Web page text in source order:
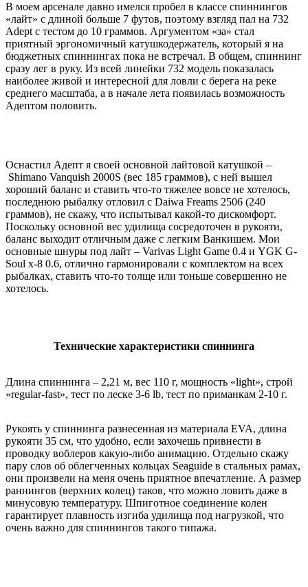
В моем арсенале давно имелся пробел в классе спиннингов
«лайт» c длиной больше 7 футов, поэтому взгляд пал на 732
Adept c тестом до 10 граммов. Аргументом «за» стал
приятный эргономичный катушкодержатель, который я на
бюджетных спиннингах пока не встречал. В общем, спиннинг
сразу лег в руку. Из всей линейки 732 модель показалась
наиболее живой и интересной для ловли с берега на реке
среднего масштаба, а в начале лета появилась возможность
Адептом половить.
Оснастил Адепт я своей основной лайтовой катушкой –
Shimano Vanquish 2000S (вес 185 граммов), с ней вышел
хороший баланс и ставить что-то тяжелее вовсе не хотелось,
последнюю рыбалку отловил с Daiwa Freams 2506 (240
граммов), не скажу, что испытывал какой-то дискомфорт.
Поскольку основной вес удилища сосредоточен в рукояти,
баланс выходит отличным даже с легким Ванкишем. Мои
основные шнуры под лайт – Varivas Light Game 0.4 и YGK G-
Soul x-8 0.6, отлично гармонировали с комплектом на всех
рыбалках, ставить что-то толще или тоньше совершенно не
хотелось.
Технические характеристики спиннинга
Длина спиннинга – 2,21 м, вес 110 г, мощность «light», строй
«regular-fast», тест по леске 3-6 lb, тест по приманкам 2-10 г.
Рукоять у спиннинга разнесенная из материала EVA, длина
рукояти 35 см, что удобно, если захочешь привнести в
проводку воблеров какую-либо анимацию. Отдельно скажу
пару слов об облегченных кольцах Seaguide в стальных рамах,
они произвели на меня очень приятное впечатление. А размер
раннингов (верхних колец) таков, что можно ловить даже в
минусовую температуру. Шпиготное соединение колен
гарантирует плавность изгиба удилища под нагрузкой, что
очень важно для спиннингов такого типажа.